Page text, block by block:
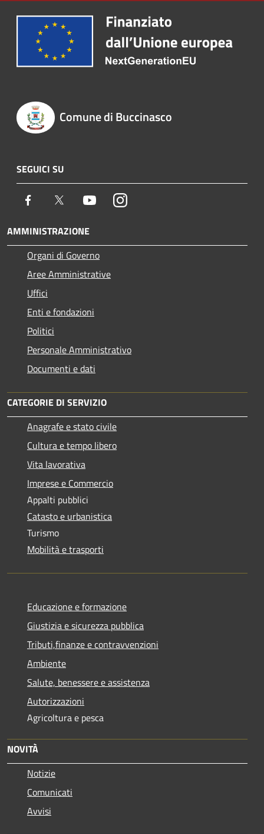
Comune di Buccinasco
SEGUICI SU
Facebook Twitter YoutubeInstagram
AMMINISTRAZIONE
Organi di Governo
Aree Amministrative
Uffici
Enti e fondazioni
Politici
Personale Amministrativo
Documenti e dati
CATEGORIE DI SERVIZIO
Anagrafe e stato civile
Cultura e tempo libero
Vita lavorativa
Imprese e Commercio
Appalti pubblici
Catasto e urbanistica
Turismo
Mobilità e trasporti
Educazione e formazione
Giustizia e sicurezza pubblica
Tributi,finanze e contravvenzioni
Ambiente
Salute, benessere e assistenza
Autorizzazioni
Agricoltura e pesca
NOVITÀ
Notizie
Comunicati
Avvisi